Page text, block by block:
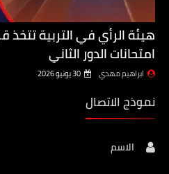
هيئة الرأي في التربية تتخذ
امتحانات الدور الثاني
ابراهيم مهدي 30 يونيو 2026
نموذج الاتصال
الاسم